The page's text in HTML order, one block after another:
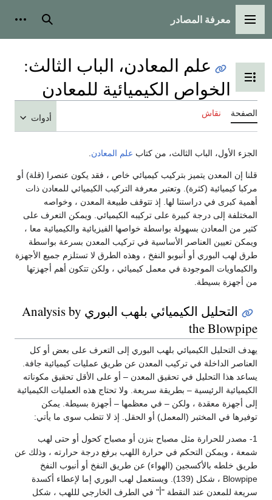
القائمة الرئيسية
معرفة المصادر بحث
تبديل عرض جدول المحتويات
علم المعادن، الباب الثالث:
الخواص الكيميائية للمعادن
الصفحة نقاش أدوات
الجزء الأول، الباب الثالث، من كتاب علم المعادن
قلنا إن المعدن يتميز بتركيب كيميائي خاص ، فقد يكون عنصرا (قلة) أو
مركبا كيميائية (كثرة). وتعتبر معرفة التركيب الكيميائي للمعادن ذات
أهمية كبرى في دراستنا لها. إذ تتوقف طبيعة المعدن ، وخواصه
المختلفة إلى درجة كبيرة على تركيبه الكيميائي. ويمكن التعرف على
كثير من المعادن بسهولة بواسطة خواصها الفيزيائية والكيميائية معا ،
ويمكن تعيين العناصر الأساسية في تركيب المعدن بسرعة بواسطة
طرق لهب البوري أو أنبوبو النفخ ، وهذه الطرق لا تستلزم جميع الأجهزة
والكيماويات الموجودة في معمل كيميائي ، ولكن تتكون أهم أجهزتها
من أجهزة بسيطة.
التحليل الكيميائي بلهب البوري Analysis by
the Blowpipe
يهدف التحليل الكيميائي بلهب البوري إلى التعرف على بعض أو كل
العناصر الداخلة في تركيب المعدن عن طريق عمليات كيميائية جافة.
يساعد هذا التحليل في تحقيق المعدن – أو على الأقل تحقيق مكوناته
الكيميائية الرئيسية – بطريقة سريعة. ولا تحتاج هذه العمليات الكيميائية
إلى أجهزة معقدة ، ولكن – في معظمها – أجهزة بسيطة. يمكن
توفيرها في المختبر (المعمل) أو الحقل. إذ لا تتطب سوى ما يأتي:
1- مصدر للحرارة مثل مصباح بنزن أو مصباح كحول أو حتى لهب
شمعة ، ويمكن التحكم في حرارة اللهب برفع درجة حرارته ، وذلك عن
طريق خلطه بالأكسجين (الهواء) عن طريق النفخ أو أنبوب النفخ
Blowpipe ، شكل (139). ويستعمل لهب البوري إما لإعطاء أكسدة
سريعة للمعدن عند النقطة "أ" في الطرف الخارجي لللهب ، شكل